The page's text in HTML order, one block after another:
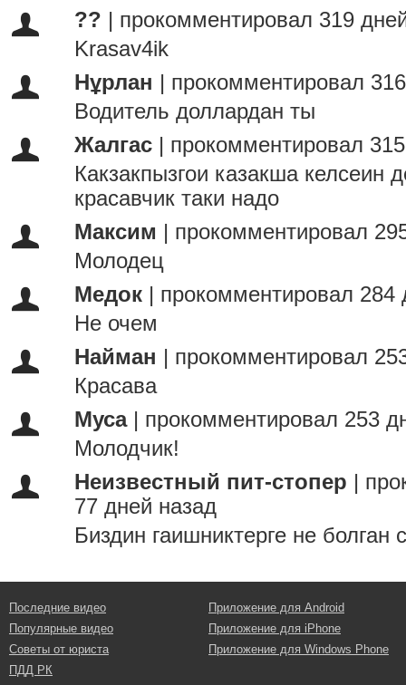
??
прокомментировал 319
Krasav4ik
Нұрлан
прокомментировал
Водитель доллардан ты
Жалгас
прокомментировал
Какзакпызгои казакша келсеин
красавчик таки надо
Максим
прокомментировал
Молодец
Медок
прокомментировал 284
Не очем
Найман
прокомментировал
Красава
Муса| прокомментировал 253
Молодчик!
Неизвестный пит-стопер
77 дней назад
Биздин гаишниктерге не болган
Последние видео
Популярные видео
Советы от юриста
ПДД РК
Приложение для Android
Приложение для iPhone
Приложение для Windows Phone